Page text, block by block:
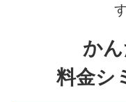
か
料金シ